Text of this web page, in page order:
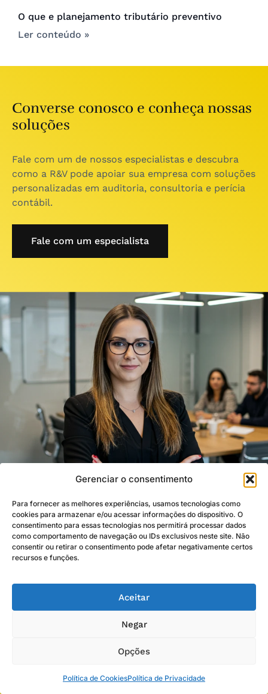
Gerenciar o consentimento
Para fornecer as melhores experiências, usamos tecnologias como
cookies para armazenar e/ou acessar informações do dispositivo. O
consentimento para essas tecnologias nos permitirá processar dados
como comportamento de navegação ou IDs exclusivos neste site. Não
consentir ou retirar o consentimento pode afetar negativamente certos
recursos e funções.
Aceitar
Negar
Opções
Política de CookiesPolítica de Privacidade
O que e planejamento tributário preventivo
Ler conteúdo »
Converse conosco e conheça nossas
soluções
Fale com um de nossos especialistas e descubra
como a R&V pode apoiar sua empresa com soluções
personalizadas em auditoria, consultoria e perícia
contábil.
Fale com um especialista
Cadastre-se para receber nossos
conteúdos diretamente no seu
email
Estou ciente de que meus dados pessoais serão